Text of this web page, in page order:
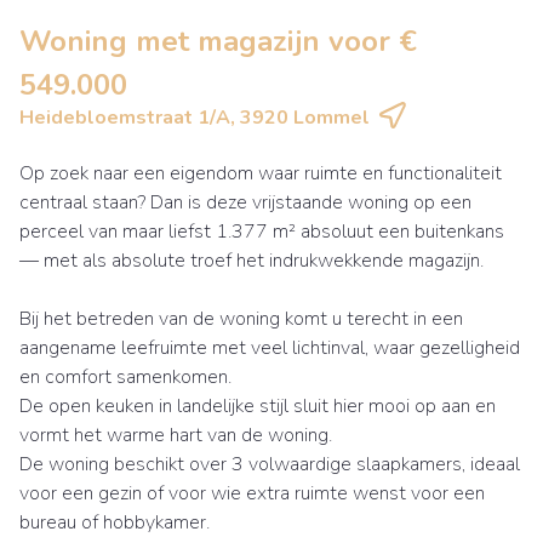
Woning met magazijn voor €
549.000
Heidebloemstraat 1/A, 3920 Lommel
Op zoek naar een eigendom waar ruimte en functionaliteit
centraal staan? Dan is deze vrijstaande woning op een
perceel van maar liefst 1.377 m² absoluut een buitenkans
— met als absolute troef het indrukwekkende magazijn.
Bij het betreden van de woning komt u terecht in een
aangename leefruimte met veel lichtinval, waar gezelligheid
en comfort samenkomen.
De open keuken in landelijke stijl sluit hier mooi op aan en
vormt het warme hart van de woning.
De woning beschikt over 3 volwaardige slaapkamers, ideaal
voor een gezin of voor wie extra ruimte wenst voor een
bureau of hobbykamer.